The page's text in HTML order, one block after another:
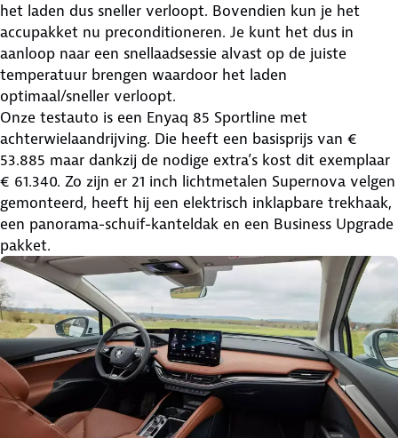
het laden dus sneller verloopt. Bovendien kun je het
accupakket nu preconditioneren. Je kunt het dus in
aanloop naar een snellaadsessie alvast op de juiste
temperatuur brengen waardoor het laden
optimaal/sneller verloopt.
Onze testauto is een Enyaq 85 Sportline met
achterwielaandrijving. Die heeft een basisprijs van €
53.885 maar dankzij de nodige extra’s kost dit exemplaar
€ 61.340. Zo zijn er 21 inch lichtmetalen Supernova velgen
gemonteerd, heeft hij een elektrisch inklapbare trekhaak,
een panorama-schuif-kanteldak en een Business Upgrade
pakket.